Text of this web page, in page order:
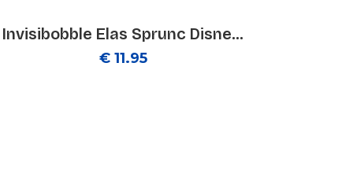
Invisibobble Elas Sprunc Disne...
€ 11.95